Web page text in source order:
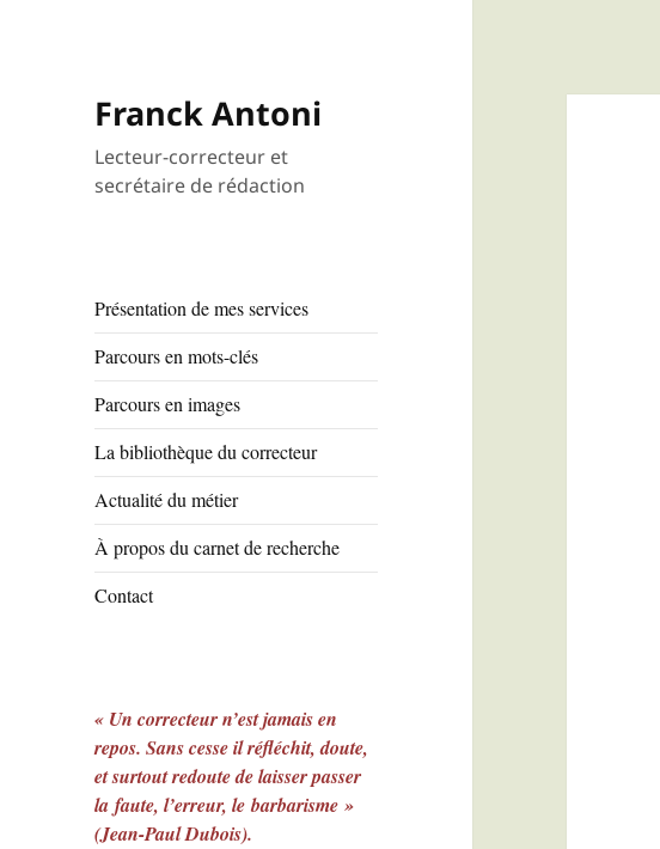
Franck Antoni
Lecteur-correcteur et
secrétaire de rédaction
Présentation de mes services
Parcours en mots-clés
Parcours en images
La bibliothèque du correcteur
Actualité du métier
À propos du carnet de recherche
Contact
« Un correcteur n’est jamais en
repos. Sans cesse il réfléchit, doute,
et surtout redoute de laisser passer
la faute, l’erreur, le barbarisme »
(Jean-Paul Dubois).